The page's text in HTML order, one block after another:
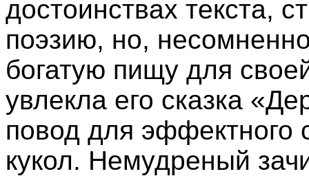
достоинствах текста,
поэзию, но,
богатую пищу для
увлекла его сказка
повод для эффектного
кукол. Немудреный